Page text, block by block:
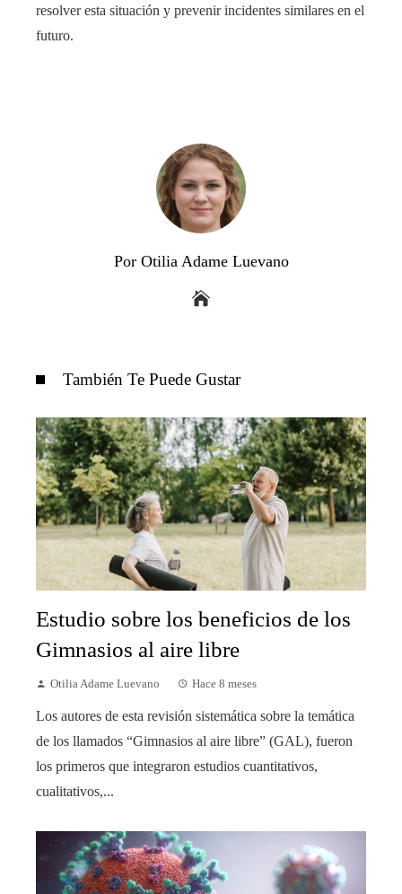
resolver esta situación y prevenir incidentes similares en el
futuro.
Por Otilia Adame Luevano
También Te Puede Gustar
Estudio sobre los beneficios de los
Gimnasios al aire libre
Otilia Adame Luevano Hace 8 meses
Los autores de esta revisión sistemática sobre la temática
de los llamados “Gimnasios al aire libre” (GAL), fueron
los primeros que integraron estudios cuantitativos,
cualitativos,...